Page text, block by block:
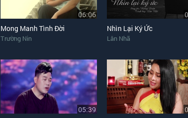
06:06
Mong Manh Tình Đời
Trường Nin
Nhìn Lại Ký Ức
Lân Nhã
05:39